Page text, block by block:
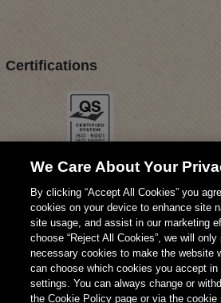
Certifications
We Care About Your
By clicking “Accept All Cookies” you
cookies on your device to enhance site
site usage, and assist in our marketing
choose “Reject All Cookies”, we will
necessary cookies to make the website
can choose which cookies you accept in
settings. You can always change or
the Cookie Policy page or via the